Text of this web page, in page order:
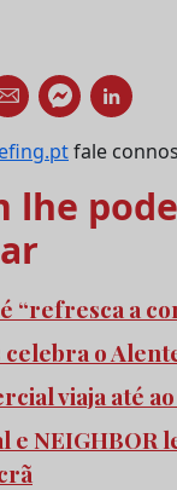
fale
lhe pode
“refresca a
celebra o
viaja até
NEIGHBOR